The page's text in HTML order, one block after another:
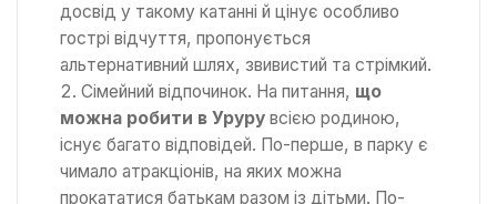
досвід у такому катанні й цінує особливо
гострі відчуття, пропонується
альтернативний шлях, звивистий та стрімкий.
Сімейний відпочинок. На питання, що
можна робити в Уруру всією родиною,
існує багато відповідей. По-перше, в парку є
чимало атракціонів, на яких можна
прокататися батькам разом із дітьми. По-